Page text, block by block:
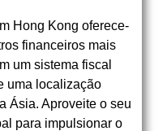
Hong Kong oferece-
financeiros mais
um sistema fiscal
uma localização
Ásia. Aproveite o seu
para impulsionar o